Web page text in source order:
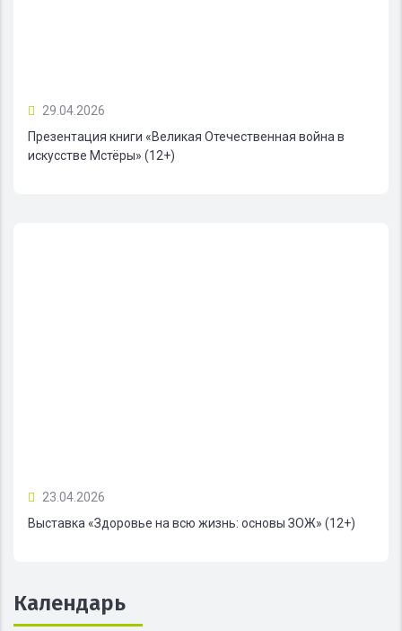
29.04.2026
Презентация книги «Великая Отечественная война в
искусстве Мстёры» (12+)
23.04.2026
Выставка «Здоровье на всю жизнь: основы ЗОЖ» (12+)
Календарь